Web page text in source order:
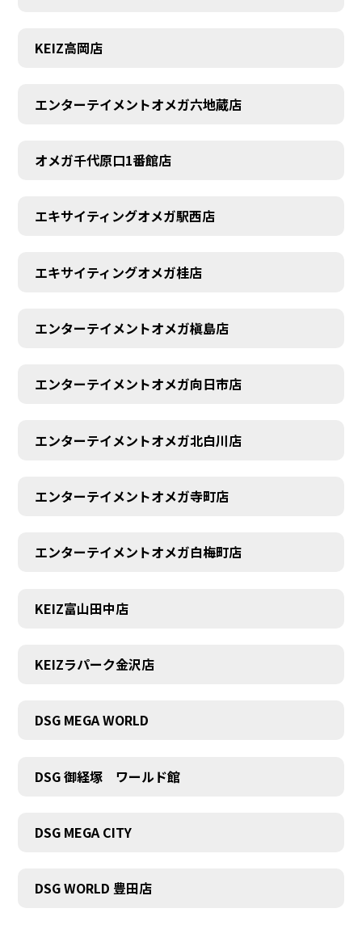
KEIZ高岡店
エンターテイメントオメガ六地蔵店
オメガ千代原口1番館店
エキサイティングオメガ駅西店
エキサイティングオメガ桂店
エンターテイメントオメガ槇島店
エンターテイメントオメガ向日市店
エンターテイメントオメガ北白川店
エンターテイメントオメガ寺町店
エンターテイメントオメガ白梅町店
KEIZ富山田中店
KEIZラパーク金沢店
DSG MEGA WORLD
DSG 御経塚 ワールド館
DSG MEGA CITY
DSG WORLD 豊田店